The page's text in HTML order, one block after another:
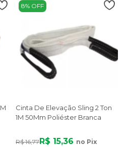
8% OFF
Cinta De Elevação Sling 2 Ton
1M 50Mm Poliéster Branca
R$ 16,77 R$ 15,36 no Pix